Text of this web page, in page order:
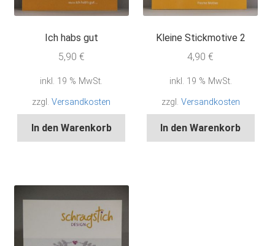
Ich habs gut
5,90 €
inkl. 19 % MwSt.
zzgl.Versandkosten
In den Warenkorb
Kleine Stickmotive 2
4,90€
inkl. 19 % MwSt.
zzgl. Versandkosten
In den Warenkorb